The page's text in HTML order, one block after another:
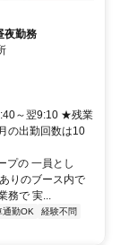
夜勤務
～翌9:10 ★残業
の出勤回数は10
プの 一員とし
りのブース内で
で 実...
通勤OK
経験不問